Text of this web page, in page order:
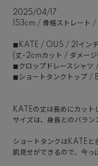
2025/04/17
153cm / 骨格ストレート
◼︎KATE / OUS / 21インチ
(丈-2cmカット / ダメージ
◼︎クロップドレースシャ
◼︎ショートタンクトップ /
KATEの丈は長めにカット
サイズは、身長とのバラン
ショートタンクはKATEと
肌見せができるので、今っ